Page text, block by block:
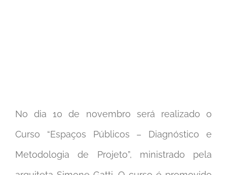
No dia 10 de novembro será realizado o
Curso “Espaços Públicos – Diagnóstico e
Metodologia de Projeto”, ministrado pela